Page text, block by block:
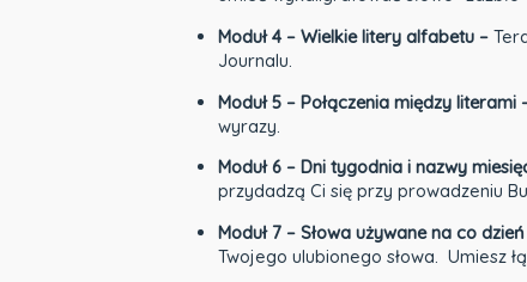
Moduł 4 – Wielkie litery alfabetu –
Journalu.
Moduł 5 – Połączenia między literami
wyrazy.
Moduł 6 – Dni tygodnia i nazwy
przydadzą Ci się przy prowadzeniu
Moduł 7 – Słowa używane na co
Twojego ulubionego słowa. Umiesz